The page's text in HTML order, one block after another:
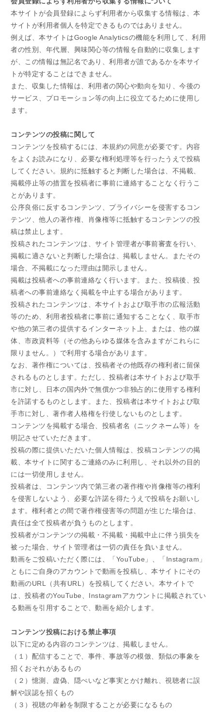
本サイトが会員登録によらず利用者から収集する情報は、本
サイトが利用者個人を特定できるものではありません。
例えば、本サイトはGoogle Analyticsの機能を利用して、利用
者の性別、年代層、興味関心等の情報を自動的に収集します
が、この情報は無記名であり、利用者が誰であるかを本サイ
トが特定することはできません。
また、収集した情報は、利用者の関心や動向を知り、今後の
サービス、プロモーション等の向上に役立てるために使用し
ます。
コンテンツの投稿に関して
コンテンツを投稿するには、本規約の同意が必要です。内容
をよくお読みになり、必要な権利処理等を行ったうえで投稿
してください。規約に抵触すると判断した場合は、不掲載、
掲載停止等の措置を投稿者に事前に連絡することなく行うこ
とがあります。
公序良俗に反するコンテンツ、プライバシーを侵害するコン
テンツ、他人の著作権、肖像権等に抵触するコンテンツの投
稿は禁止します。
投稿されたコンテンツは、サイト管理者が事前審査を行い、
掲載に適さないと判断した場合は、掲載しません。またその
場合、不掲載になった理由は開示しません。
掲載は投稿者への事前連絡なく行います。また、投稿後、投
稿者への事前連絡なく掲載を中止する場合があります。
投稿されたコンテンツは、本サイトおよび取手市の広報活動
等のため、利用者投稿者に事前に通知することなく、取手市
や他の第三者の提供するインターネット上、または、他の媒
体、市政資料等（その他あらゆる媒体を含みますがこれらに
限りません。）で利用する場合があります。
なお、著作権については、投稿者その他既存の権利者に留保
されるものとします。ただし、投稿者は本サイトおよび取手
市に対し、日本の国内外で無償かつ非独占的に使用する権利
を許諾するものとします。また、投稿者は本サイトおよび取
手市に対し、著作者人格権を行使しないものとします。
コンテンツを掲載する場合、投稿者名（ニックネーム等）を
明記させていただきます。
投稿の際に提供いただいた個人情報は、投稿コンテンツの掲
載、本サイトに関するご連絡のみに利用し、それ以外の目的
には一切使用しません。
投稿者は、コンテンツ内で第三者の著作権や肖像権等の権利
を侵害しないよう、必要な許諾を得たうえで投稿をお願いし
ます。権利者との間で著作権侵害等の問題が生じた場合は、
責任は全て投稿者が負うものとします。
投稿者がコンテンツの掲載・不掲載・掲載中止に伴う損失を
被った場合、サイト管理者は一切の責任を負いません。
動画をご投稿いただく際には、「YouTube」、「Instagram」
ともにご自身のアカウントで動画を投稿し、本サイトにその
動画のURL（共有URL）を投稿してください。本サイトで
は、投稿者のYouTube、Instagramアカウントに掲載されてい
る動画を引用することで、動画を紹介します。
コンテンツ投稿における禁止事項
以下に定める内容のコンテンツは、掲載しません。
（１）配信することで、事件、事故等の模倣、類似の事象を
招くおそれがあるもの
（２）憶測、虚偽、隠ぺいなど事実とかけ離れ、視聴者に誤
解や誤認を招くもの
（３）視聴の年齢を制限することが必要になるもの